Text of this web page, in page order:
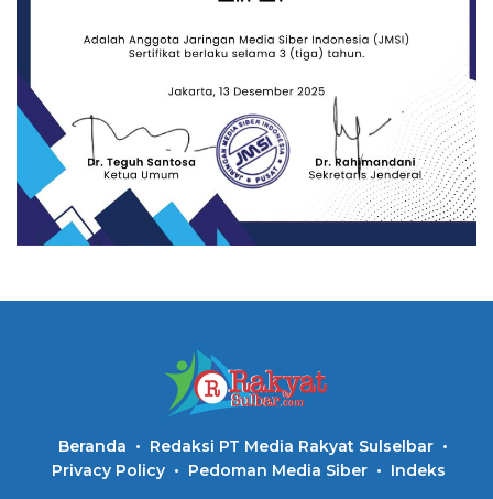
Beranda
Redaksi PT Media Rakyat Sulselbar
Privacy Policy
Pedoman Media Siber Indeks